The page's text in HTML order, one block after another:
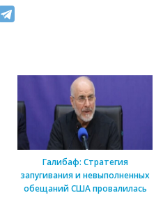
Галибаф: Стратегия
запугивания и невыполненных
обещаний США провалилась